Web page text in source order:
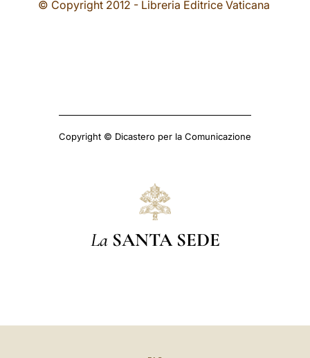
© Copyright 2012 - Libreria Editrice Vaticana
Copyright © Dicastero per la Comunicazione
La SANTA SEDE